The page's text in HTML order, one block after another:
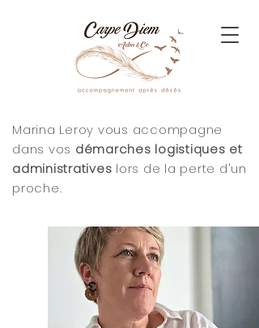
Marina Leroy vous accompagne
dans vos démarches logistiques et
administratives lors de la perte d'un
proche.